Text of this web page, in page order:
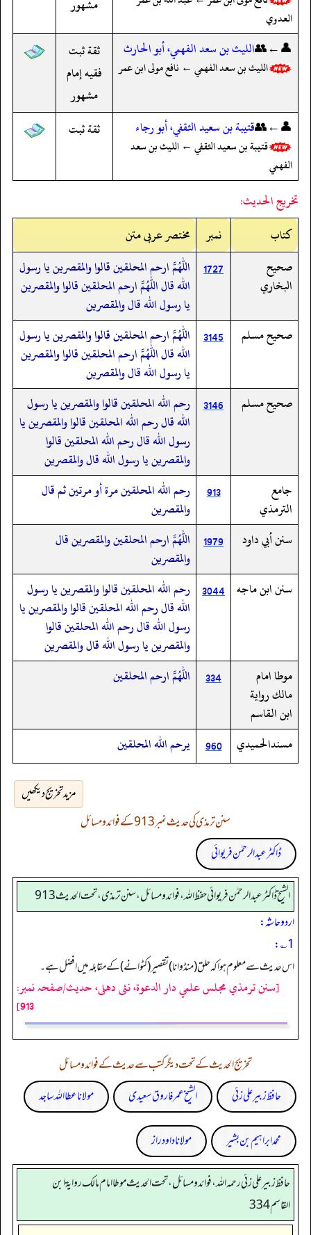
العدوي
مشهور
👤←👥الليث بن سعد الفهمي، أبو الحارث
الليث بن سعد الفهمي ← نافع مولى ابن عمر
ثقة ثبت
فقيه إمام
مشهور
👤←👥قتيبة بن سعيد الثقفي، أبو رجاء
قتيبة بن سعيد الثقفي ← الليث بن سعد
الفهمي
ثقة ثبت
تخريج الحديث:
کتاب
نمبر
مختصر عربی متن
صحيح
البخاري
1727
اللهم ارحم المحلقين قالوا والمقصرين يا رسول
الله قال اللهم ارحم المحلقين قالوا والمقصرين
يا رسول الله قال والمقصرين
صحيح مسلم
3145
اللهم ارحم المحلقين قالوا والمقصرين يا رسول
الله قال اللهم ارحم المحلقين قالوا والمقصرين
يا رسول الله قال والمقصرين
صحيح مسلم
3146 رحم الله المحلقين قالوا والمقصرين يا رسول
الله قال رحم الله المحلقين قالوا والمقصرين يا
رسول الله قال رحم الله المحلقين قالوا
والمقصرين يا رسول الله قال والمقصرين
جامع
الترمذي
913
رحم الله المحلقين مرة أو مرتين ثم قال
والمقصرين
سنن أبي داود
1979
اللهم ارحم المحلقين والمقصرين قال
والمقصرين
سنن ابن ماجه 3044 رحم الله المحلقين قالوا والمقصرين يا رسول
الله قال رحم الله المحلقين قالوا والمقصرين يا
رسول الله قال رحم الله المحلقين قالوا
والمقصرين يا رسول الله قال والمقصرين
موطا امام
مالك رواية
ابن القاسم
334 اللهم ارحم المحلقين
مسندالحميدي 960 يرحم الله المحلقين
مزید تخریج دیکھیں
سنن ترمذی کی حدیث نمبر 913 کے فوائد و مسائل
ڈاکٹر عبدالرحمٰن فریوائی
الشیخ ڈاکٹر عبد الرحمٰن فریوائی حفظ اللہ، فوائد و مسائل، سنن ترمذی، تحت الحديث 913
اردو حاشہ:
1؎:
اس حدیث سے معلوم ہوا کہ حلق (منڈوانا) تقصیر(کٹوانے) کے مقابلہ میں افضل ہے۔
[سنن ترمذي مجلس علمي دار الدعوة، نئى دهلى، حدیث/صفحہ نمبر:
913]
تخریج الحدیث کے تحت دیگر کتب سے حدیث کے فوائد و مسائل
حافظ زبیر علی زئی
الشیخ عمر فاروق سعیدی مولانا عطا اللہ ساجد
محمد ابراہیم بن بشیر مولانا داود راز
حافظ زبير على زئي رحمه الله، فوائد و مسائل، تحت الحديث موطا امام مالك رواية ابن
القاسم 334